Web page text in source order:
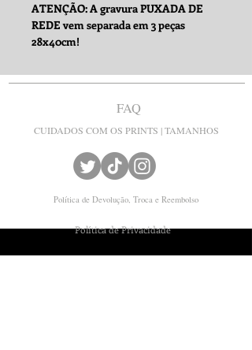
ATENÇÃO: A gravura PUXADA DE
REDE vem separada em 3 peças
28x40cm!
FAQ
CUIDADOS COM OS PRINTS | TAMANHOS
Política de Devolução, Troca e Reembolso
Política de Privacidade